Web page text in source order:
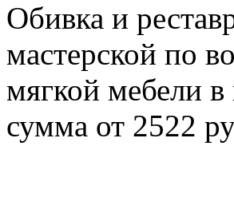
Обивка и
мастерской по
мягкой мебели
сумма от 2522